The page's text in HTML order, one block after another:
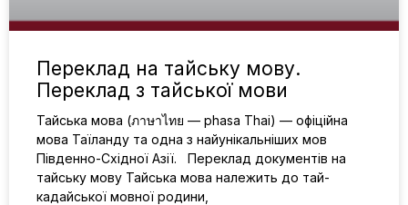
Переклад на тайську мову.
Переклад з тайської мови
Тайська мова (ภาษาไทย — phasa Thai) — офіційна
мова Таїланду та одна з найунікальніших мов
Південно-Східної Азії. Переклад документів на
тайську мову Тайська мова належить до тай-
кадайської мовної родини,